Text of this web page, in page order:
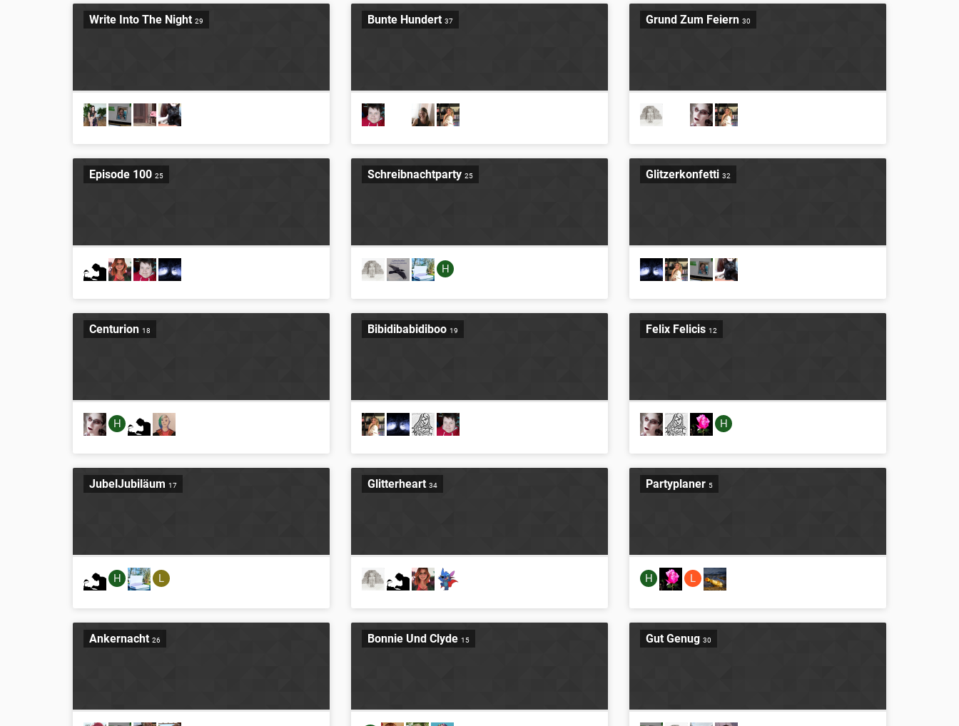
Write Into The Night 29 Bunte Hundert 37 Grund Zum Feiern 30
Episode 100 25 Schreibnachtparty 25
H
Glitzerkonfetti 32
Centurion 18
H
Bibidibabidiboo 19 Felix Felicis 12
H
JubelJubiläum 17
H L
Glitterheart 34 Partyplaner 5
H L
Ankernacht 26 Bonnie Und Clyde 15 Gut Genug 30